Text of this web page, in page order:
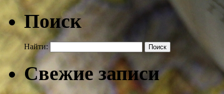
Поиск
Найти:
Свежие записи